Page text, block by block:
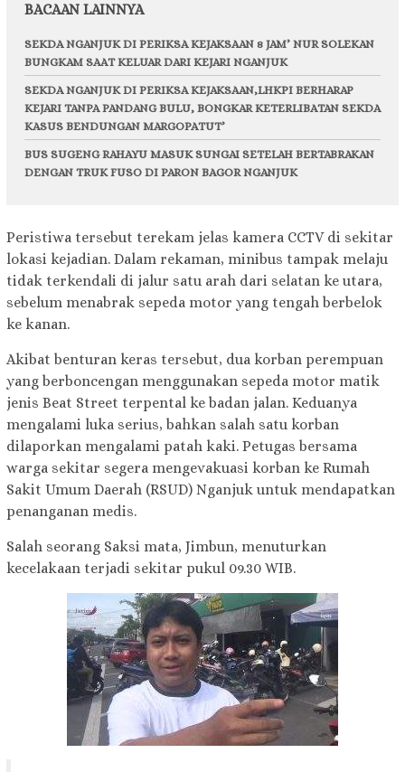
BACAAN LAINNYA
SEKDA NGANJUK DI PERIKSA KEJAKSAAN 8 JAM’ NUR SOLEKAN
BUNGKAM SAAT KELUAR DARI KEJARI NGANJUK
SEKDA NGANJUK DI PERIKSA KEJAKSAAN,LHKPI BERHARAP
KEJARI TANPA PANDANG BULU, BONGKAR KETERLIBATAN SEKDA
KASUS BENDUNGAN MARGOPATUT’
BUS SUGENG RAHAYU MASUK SUNGAI SETELAH BERTABRAKAN
DENGAN TRUK FUSO DI PARON BAGOR NGANJUK
Peristiwa tersebut terekam jelas kamera CCTV di sekitar
lokasi kejadian. Dalam rekaman, minibus tampak melaju
tidak terkendali di jalur satu arah dari selatan ke utara,
sebelum menabrak sepeda motor yang tengah berbelok
ke kanan.
Akibat benturan keras tersebut, dua korban perempuan
yang berboncengan menggunakan sepeda motor matik
jenis Beat Street terpental ke badan jalan. Keduanya
mengalami luka serius, bahkan salah satu korban
dilaporkan mengalami patah kaki. Petugas bersama
warga sekitar segera mengevakuasi korban ke Rumah
Sakit Umum Daerah (RSUD) Nganjuk untuk mendapatkan
penanganan medis.
Salah seorang Saksi mata, Jimbun, menuturkan
kecelakaan terjadi sekitar pukul 09.30 WIB.